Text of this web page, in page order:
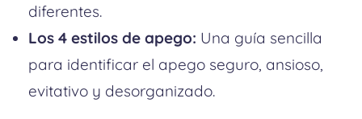
diferentes.
Los 4 estilos de apego: Una guía sencilla
para identificar el apego seguro, ansioso,
evitativo y desorganizado.